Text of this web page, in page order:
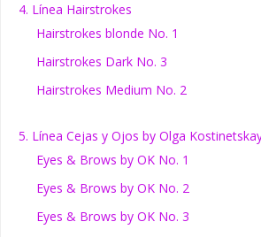
4. Línea Hairstrokes
Hairstrokes blonde No. 1
Hairstrokes Dark No. 3
Hairstrokes Medium No. 2
5. Línea Cejas y Ojos by Olga
Eyes & Brows by OK No. 1
Eyes & Brows by OK No. 2
Eyes & Brows by OK No. 3